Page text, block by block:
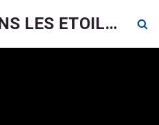
LE CRAYON DANS LES ETOILES